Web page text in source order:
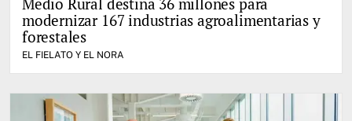
modernizar 167 industrias agroalimentarias y
forestales
EL FIELATO Y EL NORA